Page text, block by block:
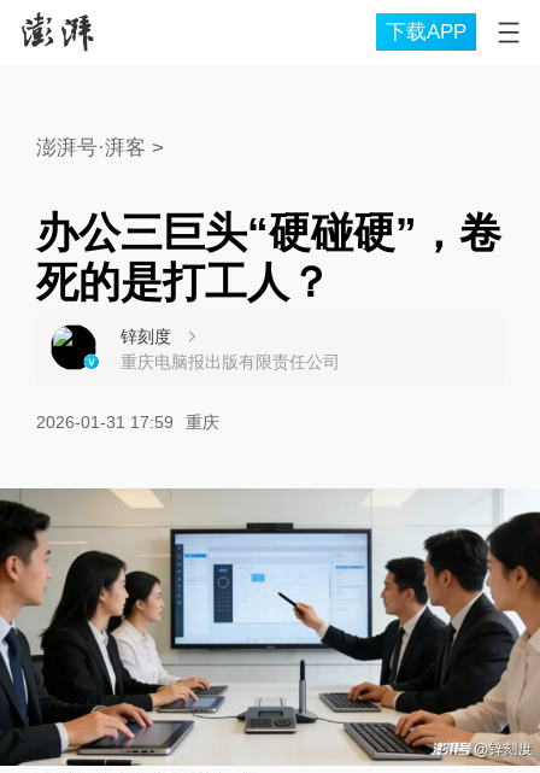
下载APP
澎湃号·湃客 >
办公三巨头“硬碰硬”，卷
死的是打工人？
锌刻度
重庆电脑报出版有限责任公司
2026-01-31 17:59 重庆